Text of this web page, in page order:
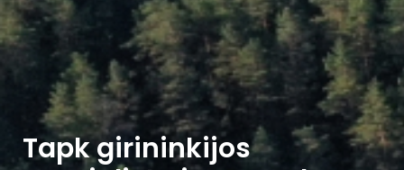
Tapk girininkijos